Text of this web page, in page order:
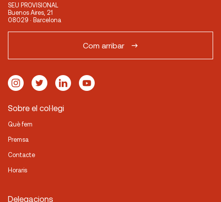
SEU PROVISIONAL
Buenos Aires, 21
08029 · Barcelona
Com arribar
Sobre el col·legi
Què fem
Premsa
Contacte
Horaris
Delegacions